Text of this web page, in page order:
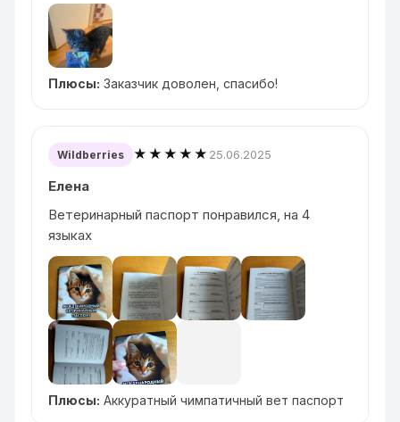
Плюсы: Заказчик доволен, спасибо!
Wildberries ★★★★★ 25.06.2025
Елена
Ветеринарный паспорт понравился, на 4
языках
Плюсы: Аккуратный чимпатичный вет паспорт